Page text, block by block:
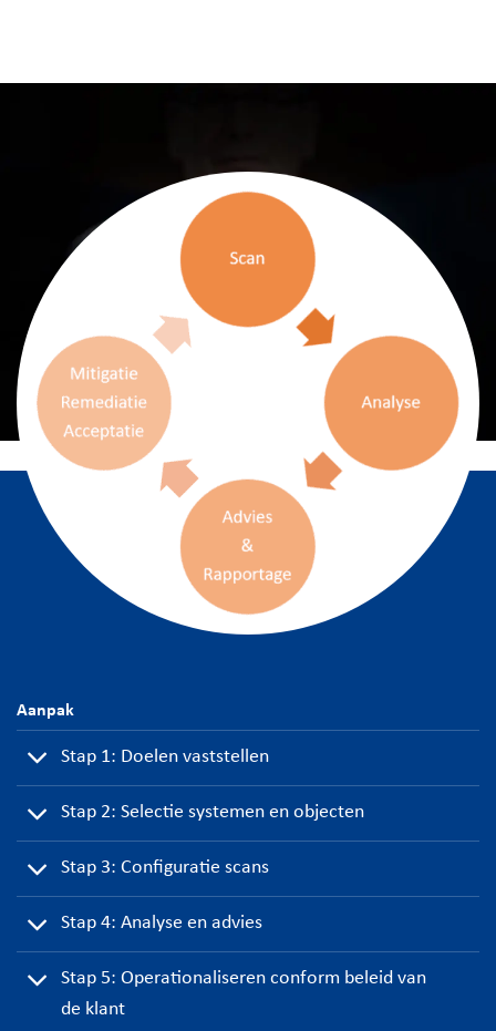
Aanpak
Stap 1: Doelen vaststellen
Stap 2: Selectie systemen en objecten
Stap 3: Configuratie scans
Stap 4: Analyse en advies
Stap 5: Operationaliseren conform beleid van
de klant